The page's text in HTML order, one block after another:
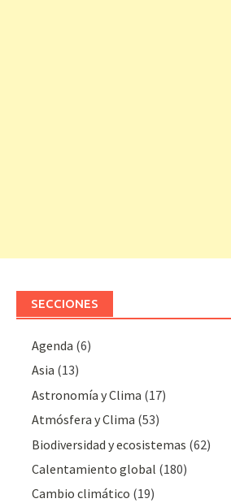
SECCIONES
Agenda (6)
Asia (13)
Astronomía y Clima (17)
Atmósfera y Clima (53)
Biodiversidad y ecosistemas (62)
Calentamiento global (180)
Cambio climático (19)